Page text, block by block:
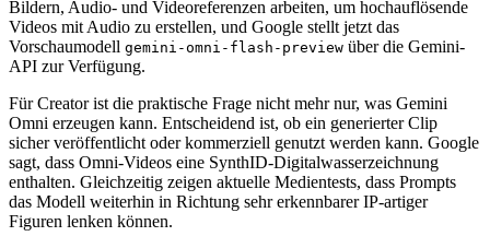
Bildern, Audio- und Videoreferenzen arbeiten, um hochauflösende
Videos mit Audio zu erstellen, und Google stellt jetzt das
Vorschaumodell gemini-omni-flash-preview über die Gemini-
API zur Verfügung.
Für Creator ist die praktische Frage nicht mehr nur, was Gemini
Omni erzeugen kann. Entscheidend ist, ob ein generierter Clip
sicher veröffentlicht oder kommerziell genutzt werden kann. Google
sagt, dass Omni-Videos eine SynthID-Digitalwasserzeichnung
enthalten. Gleichzeitig zeigen aktuelle Medientests, dass Prompts
das Modell weiterhin in Richtung sehr erkennbarer IP-artiger
Figuren lenken können.